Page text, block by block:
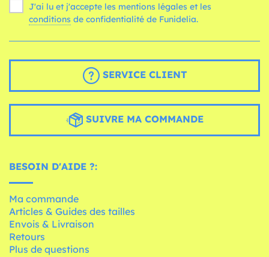
J'ai lu et j'accepte les mentions légales et les
conditions de confidentialité de Funidelia.
SERVICE CLIENT
SUIVRE MA COMMANDE
BESOIN D'AIDE ?:
Ma commande
Articles & Guides des tailles
Envois & Livraison
Retours
Plus de questions